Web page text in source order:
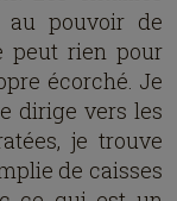
au pouvoir de
peut rien pour
écorché. Je
dirige vers les
je trouve
de caisses